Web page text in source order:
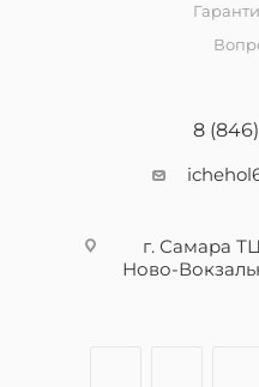
8
г. Самара
Ново-